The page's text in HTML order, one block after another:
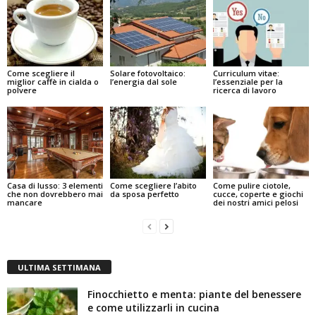
Come scegliere il
miglior caffè in cialda o
polvere
Solare fotovoltaico:
l’energia dal sole
Curriculum vitae:
l’essenziale per la
ricerca di lavoro
Casa di lusso: 3 elementi
che non dovrebbero mai
mancare
Come scegliere l’abito
da sposa perfetto
Come pulire ciotole,
cucce, coperte e giochi
dei nostri amici pelosi
ULTIMA SETTIMANA
Finocchietto e menta: piante del benessere
e come utilizzarli in cucina